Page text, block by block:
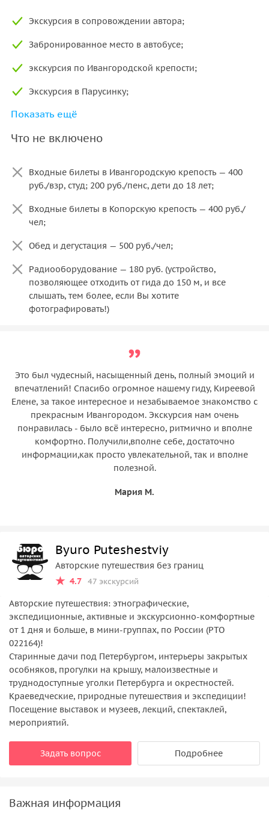
Экскурсия в сопровождении автора;
Забронированное место в автобусе;
экскурсия по Ивангородской крепости;
Экскурсия в Парусинку;
Знакомство с Копорской крепостью;
Внешний осмотр Шепелёвского маяка.
Показать ещё
Что не включено
Входные билеты в Ивангородскую крепость — 400
руб./взр, студ; 200 руб./пенс, дети до 18 лет​;
Входные билеты в Копорскую крепость — 400 руб./
чел;
Обед и дегустация — 500 руб./чел;
Радиооборудование — 180 руб. (устройство,
позволяющее отходить от гида до 150 м, и все
слышать, тем более, если Вы хотите
фотографировать!)
Это был чудесный, насыщенный день, полный эмоций и
впечатлений! Спасибо огромное нашему гиду, Киреевой
Елене, за такое интересное и незабываемое знакомство с
прекрасным Ивангородом. Экскурсия нам очень
понравилась - было всё интересно, ритмично и вполне
комфортно. Получили,вполне себе, достаточно
информации,как просто увлекательной, так и вполне
полезной.
Мария М.
Byuro Puteshestviy
Авторские путешествия без границ
4.7 47 экскурсий
Авторские путешествия: этнографические,
экспедиционные, активные и экскурсионно-комфортные
от 1 дня и больше, в мини-группах, по России (РТО
022164)!
Старинные дачи под Петербургом, интерьеры закрытых
особняков, прогулки на крышу, малоизвестные и
труднодоступные уголки Петербурга и окрестностей.
Краеведческие, природные путешествия и экспедиции!
Посещение выставок и музеев, лекций, спектаклей,
мероприятий.
Задать вопрос Подробнее
Важная информация